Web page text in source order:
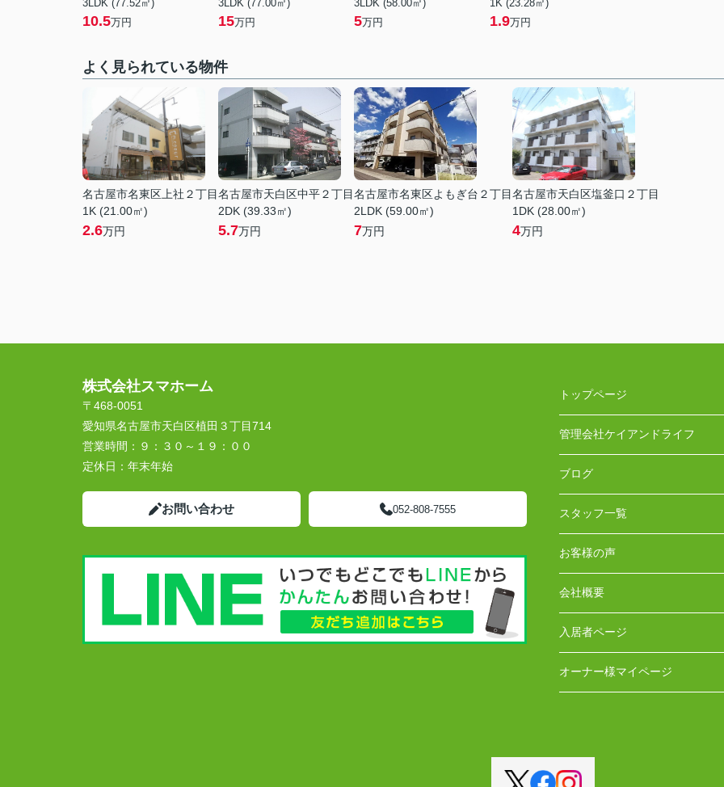
3LDK (77.52㎡)
10.5万円
3LDK (77.00㎡)
15万円
3LDK (58.00㎡)
5万円
1K (23.28㎡)
1.9万円
よく見られている物件
名古屋市名東区上社２丁目
1K (21.00㎡)
2.6万円
名古屋市天白区中平２丁目
2DK (39.33㎡)
5.7万円
名古屋市名東区よもぎ台２丁目
2LDK (59.00㎡)
7万円
名古屋市天白区塩釜口２丁目
1DK (28.00㎡)
4万円
株式会社スマホーム
〒468-0051
愛知県名古屋市天白区植田３丁目714
営業時間： ９：３０～１９：００
定休日： 年末年始
お問い合わせ 052-808-7555
トップページ
管理会社ケイアンドライフ
ブログ
スタッフ一覧
お客様の声
会社概要
入居者ページ
オーナー様マイページ